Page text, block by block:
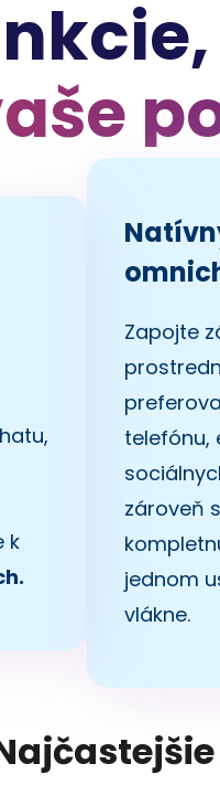
k
Zapojte
telefónu,
zároveň
jednom
vlákne.